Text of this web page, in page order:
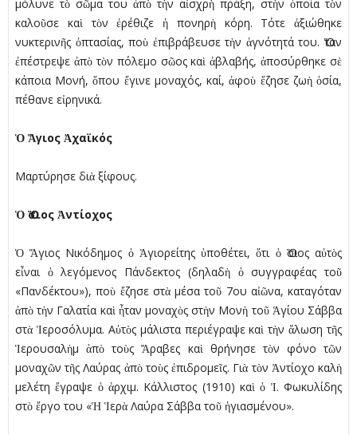
µόλυνε τὸ σῶµα του ἀπὸ τὴν αἰσχρὴ πράξη, στὴν ὁποία τὸν
καλοῦσε καὶ τὸν ἐρέθιζε ἡ πονηρὴ κόρη. Τότε ἀξιώθηκε
νυκτερινῆς ὀπτασίας, ποὺ ἐπιβράβευσε τὴν ἁγνότητά του. Ὅταν
ἐπέστρεψε ἀπὸ τὸν πόλεµο σῶος καὶ ἀβλαβής, ἀποσύρθηκε σὲ
κάποια Μονή, ὅπου ἔγινε µοναχός, καί, ἀφοὺ ἔζησε ζωὴ ὁσία,
πέθανε εἰρηνικά.
Ὁ Ἅγιος Ἀχαϊκός
Μαρτύρησε διὰ ξίφους.
Ὁ Ὅσιος Ἀντίοχος
Ὁ Ἅγιος Νικόδηµος ὁ Ἁγιορείτης ὑποθέτει, ὅτι ὁ Ὅσιος αὐτὸς
εἶναι ὁ λεγόµενος Πάνδεκτος (δηλαδὴ ὁ συγγραφέας τοῦ
«Πανδέκτου»), ποὺ ἔζησε στὰ µέσα τοῦ 7ου αἰῶνα, καταγόταν
ἀπὸ τὴν Γαλατία καὶ ἦταν µοναχὸς στὴν Μονὴ τοῦ Ἁγίου Σάββα
στὰ Ἱεροσόλυµα. Αὐτὸς µάλιστα περιέγραψε καὶ τὴν ἅλωση τῆς
Ἱερουσαλὴµ ἀπὸ τοὺς Ἄραβες καὶ θρήνησε τὸν φόνο τῶν
µοναχῶν τῆς Λαύρας ἀπὸ τοὺς ἐπιδροµεῖς. Γιὰ τὸν Ἀντίοχο καλὴ
µελέτη ἔγραψε ὁ ἀρχιµ. Κάλλιστος (1910) καὶ ὁ Ἰ. Φωκυλίδης
στὸ ἔργο του «Ἡ Ἱερὰ Λαύρα Σάββα τοῦ ἡγιασµένου».